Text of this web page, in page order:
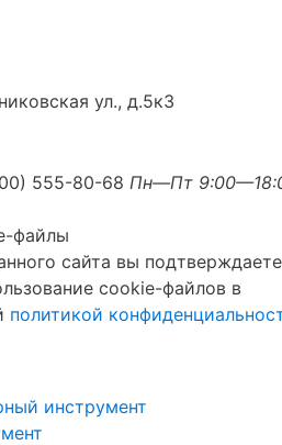
ул., д.5к3
555-80-68 Пн—Пт
файлы
сайта вы подтверждаете
cookie-файлов в
политикой
инструмент